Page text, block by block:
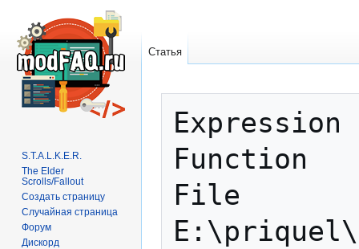
навигации
поиску
Function
File
Статья
S.T.A.L.K.E.R.
The Elder
Scrolls/Fallout
Создать страницу
Случайная страница
Форум
Дискорд